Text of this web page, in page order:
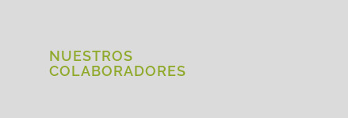
NUESTROS
COLABORADORES